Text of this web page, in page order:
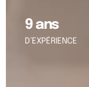
9 ans
D’EXPÉRIENCE